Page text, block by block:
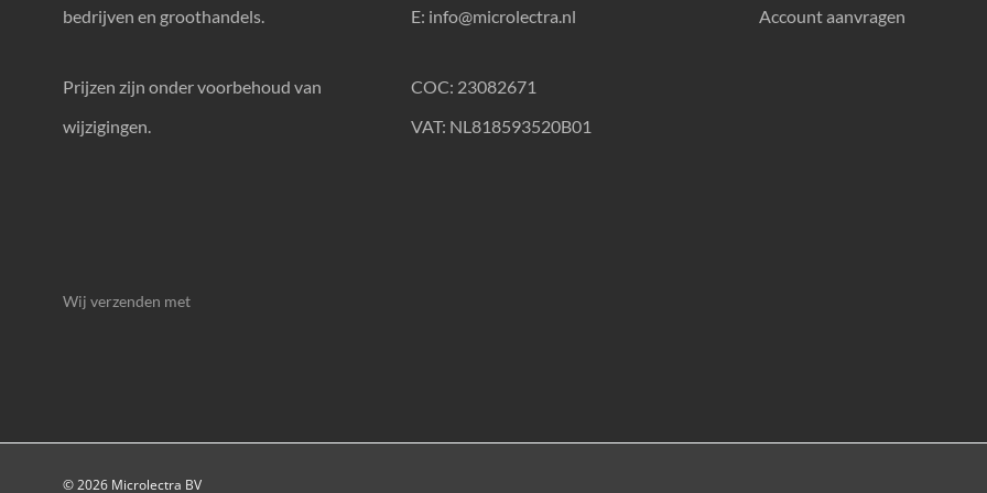
bedrijven en groothandels.
Prijzen zijn onder voorbehoud van
wijzigingen.
E: info@microlectra.nl
COC: 23082671
VAT: NL818593520B01
Account aanvragen
Wij verzenden met
© 2026 Microlectra BV